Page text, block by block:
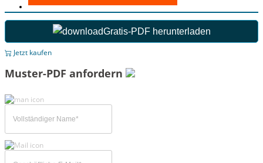
Gratis-PDF herunterladen
Jetzt kaufen
Muster-PDF anfordern